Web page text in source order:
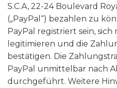
S.C.A, 22-24 Boulevard
(„PayPal“) bezahlen zu
PayPal registriert sein,
legitimieren und die
bestätigen. Die
PayPal unmittelbar nach
durchgeführt. Weitere